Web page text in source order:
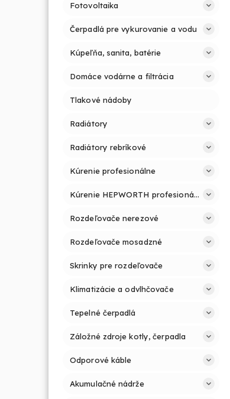
Fotovoltaika
Čerpadlá pre vykurovanie a vodu
Kúpeľňa, sanita, batérie
Domáce vodárne a filtrácia
Tlakové nádoby
Radiátory
Radiátory rebríkové
Kúrenie profesionálne
Kúrenie HEPWORTH profesionálne a jednoducho
Rozdeľovače nerezové
Rozdeľovače mosadzné
Skrinky pre rozdeľovače
Klimatizácie a odvlhčovače
Tepelné čerpadlá
Záložné zdroje kotly, čerpadla
Odporové káble
Akumulačné nádrže